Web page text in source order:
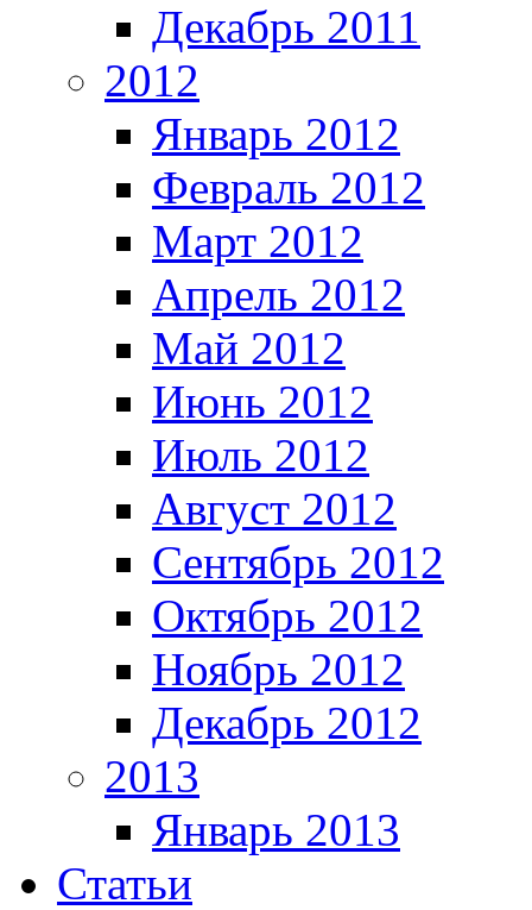
Декабрь 2011
2012
Январь 2012
Февраль 2012
Март 2012
Апрель 2012
Май 2012
Июнь 2012
Июль 2012
Август 2012
Сентябрь 2012
Октябрь 2012
Ноябрь 2012
Декабрь 2012
2013
Январь 2013
Статьи